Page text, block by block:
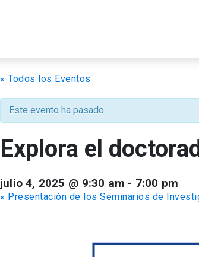
« Todos los Eventos
Este evento ha pasado.
Explora el
julio 4, 2025 @ 9:30 am - 7:00 pm
« Presentación de los Seminarios de